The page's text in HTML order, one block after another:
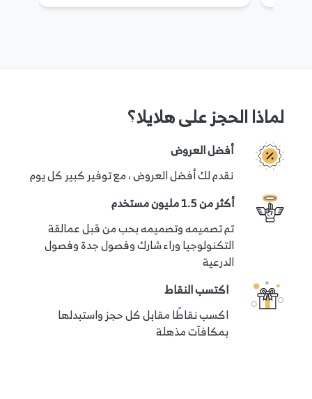
لماذا الحجز على هلايلا؟
أفضل العروض
نقدم لك أفضل العروض ، مع توفير كبير كل يوم
أكثر من 1.5 مليون مستخدم
تم تصميمه وتصميمه بحب من قبل عمالقة
التكنولوجيا وراء شارك وفصول جدة وفصول
الدرعية
اكتسب النقاط
اكسب نقاطًا مقابل كل حجز واستبدلها
بمكافآت مذهلة